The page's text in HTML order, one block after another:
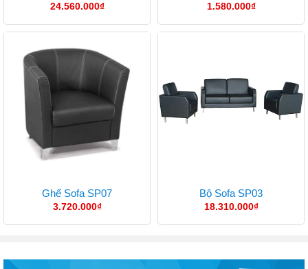
24.560.000₫ 1.580.000₫
Ghế Sofa SP07
3.720.000₫
Bộ Sofa SP03
18.310.000₫